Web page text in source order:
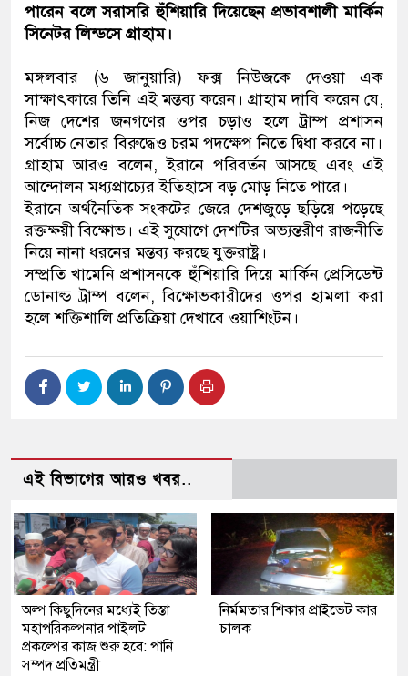
পারেন বলে সরাসরি হুঁশিয়ারি দিয়েছেন প্রভাবশালী মার্কিন
সিনেটর লিন্ডসে গ্রাহাম।
মঙ্গলবার (৬ জানুয়ারি) ফক্স নিউজকে দেওয়া এক
সাক্ষাৎকারে তিনি এই মন্তব্য করেন। গ্রাহাম দাবি করেন যে,
নিজ দেশের জনগণের ওপর চড়াও হলে ট্রাম্প প্রশাসন
সর্বোচ্চ নেতার বিরুদ্ধেও চরম পদক্ষেপ নিতে দ্বিধা করবে না।
গ্রাহাম আরও বলেন, ইরানে পরিবর্তন আসছে এবং এই
আন্দোলন মধ্যপ্রাচ্যের ইতিহাসে বড় মোড় নিতে পারে।
ইরানে অর্থনৈতিক সংকটের জেরে দেশজুড়ে ছড়িয়ে পড়েছে
রক্তক্ষয়ী বিক্ষোভ। এই সুযোগে দেশটির অভ্যন্তরীণ রাজনীতি
নিয়ে নানা ধরনের মন্তব্য করছে যুক্তরাষ্ট্র।
সম্প্রতি খামেনি প্রশাসনকে হুঁশিয়ারি দিয়ে মার্কিন প্রেসিডেন্ট
ডোনাল্ড ট্রাম্প বলেন, বিক্ষোভকারীদের ওপর হামলা করা
হলে শক্তিশালি প্রতিক্রিয়া দেখাবে ওয়াশিংটন।
এই বিভাগের আরও খবর..
অল্প কিছুদিনের মধ্যেই তিস্তা
মহাপরিকল্পনার পাইলট
প্রকল্পের কাজ শুরু হবে: পানি
সম্পদ প্রতিমন্ত্রী
নির্মমতার শিকার প্রাইভেট কার
চালক